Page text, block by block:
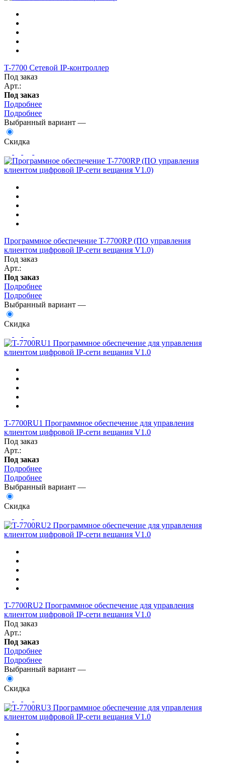
T-7700 Сетевой IP-контроллер
Под заказ
Арт.:
Под заказ
Подробнее
Подробнее
Выбранный вариант —
Скидка
Программное обеспечение T-7700RP (ПО управления
клиентом цифровой IP-сети вещания V1.0)
Под заказ
Арт.:
Под заказ
Подробнее
Подробнее
Выбранный вариант —
Скидка
T-7700RU1 Программное обеспечение для управления
клиентом цифровой IP-сети вещания V1.0
Под заказ
Арт.:
Под заказ
Подробнее
Подробнее
Выбранный вариант —
Скидка
T-7700RU2 Программное обеспечение для управления
клиентом цифровой IP-сети вещания V1.0
Под заказ
Арт.:
Под заказ
Подробнее
Подробнее
Выбранный вариант —
Скидка